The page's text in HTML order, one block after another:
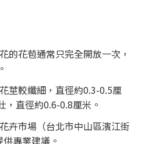
的花苞通常只完全開放一次，
莖較纖細，直徑約0.3-0.5厘
，直徑約0.6-0.8厘米。
卉市場（台北市中山區濱江街
專業建議。